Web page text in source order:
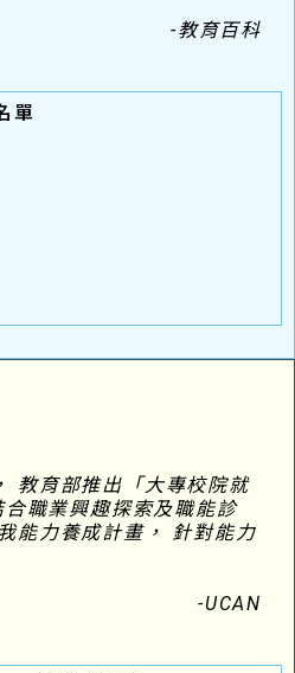
-教育百科
單
教育部推出「大專校院就
職業興趣探索及職能診
能力養成計畫， 針對能力
-UCAN